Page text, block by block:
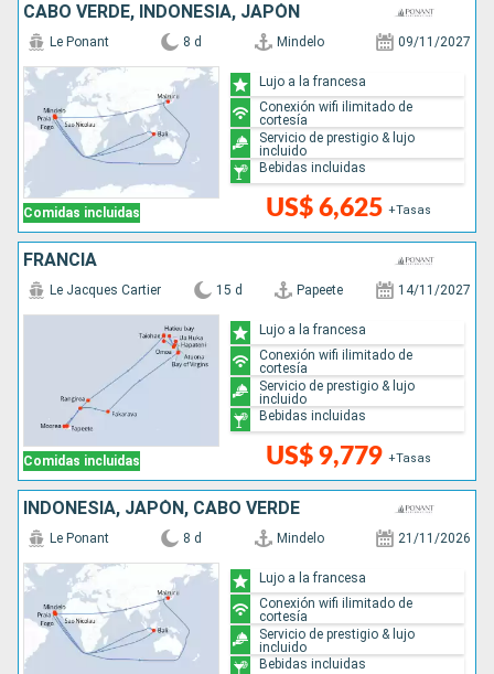
CABO VERDE, INDONESIA, JAPÓN
Comidas incluidas
Le Ponant 8 d Mindelo 09/11/2027
US$ 6,625 +Tasas
Lujo a la francesa
Conexión wifi ilimitado de
cortesía
Servicio de prestigio & lujo
incluido
Bebidas incluidas
FRANCIA
Comidas incluidas
Le Jacques Cartier 15 d Papeete 14/11/2027
US$ 9,779 +Tasas
Lujo a la francesa
Conexión wifi ilimitado de
cortesía
Servicio de prestigio & lujo
incluido
Bebidas incluidas
INDONESIA, JAPÓN, CABO VERDE
Le Ponant 8 d Mindelo 21/11/2026
Lujo a la francesa
Conexión wifi ilimitado de
cortesía
Servicio de prestigio & lujo
incluido
Bebidas incluidas